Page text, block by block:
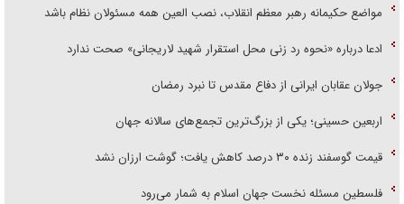
مواضع حکیمانه رهبر معظم انقلاب، نصب العین همه مسئولان نظام باشد
ادعا درباره «نحوه رد زنی محل استقرار شهید لاریجانی» صحت ندارد
جولان عقابان ایرانی از دفاع مقدس تا نبرد رمضان
اربعین حسینی؛ یکی از بزرگ‌ترین تجمع‌های سالانه جهان
قیمت گوسفند زنده ۳۰ درصد کاهش یافت؛ گوشت ارزان نشد
فلسطین مسئله نخست جهان اسلام به شمار می‌رود